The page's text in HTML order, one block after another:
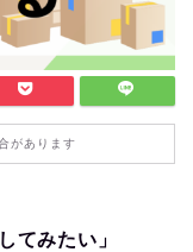
があります
てみたい」